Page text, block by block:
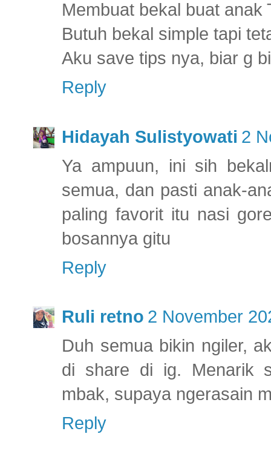
Membuat bekal buat
Butuh bekal simple tapi
Aku save tips nya, biar g
Reply
Hidayah Sulistyowati 2
Ya ampuun, ini sih
semua, dan pasti anak-
paling favorit itu nasi
bosannya gitu
Reply
Ruli retno 2 November
Duh semua bikin ngiler,
di share di ig. Menarik
mbak, supaya ngerasain
Reply